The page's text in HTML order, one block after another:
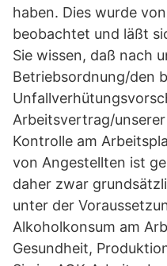
haben. Dies wurde
beobachtet und läßt
Sie wissen, daß nach
Betriebsordnung/den
Arbeitsvertrag/
Kontrolle am
von Angestellten ist
daher zwar
unter der
Alkoholkonsum am
Gesundheit,